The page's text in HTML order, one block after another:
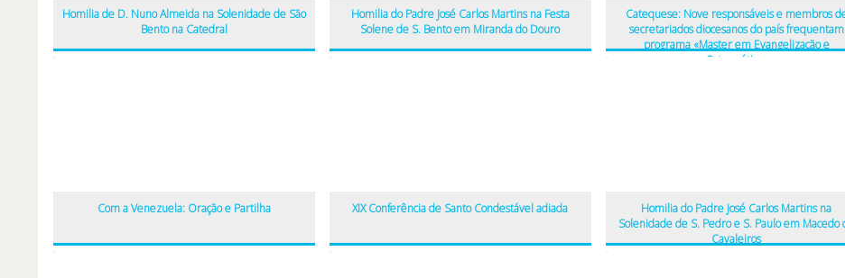
Homilia de D. Nuno Almeida na Solenidade de São
Bento na Catedral
Homilia do Padre José Carlos Martins na Festa
Solene de S. Bento em Miranda do Douro
Catequese: Nove responsáveis e membros
secretariados diocesanos do país frequentam
programa «Master em Evangelização e
Catequética»
Com a Venezuela: Oração e Partilha XIX Conferência de Santo Condestável adiada
Homilia do Padre José Carlos Martins na
Solenidade de S. Pedro e S. Paulo em Macedo
Cavaleiros